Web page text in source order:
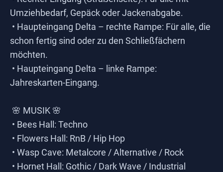
Umziehbedarf, Gepäck oder Jackenabgabe.
• Haupteingang Delta – rechte Rampe: Für alle, die
schon fertig sind oder zu den Schließfächern
möchten.
• Haupteingang Delta – linke Rampe:
Jahreskarten-Eingang.
🌸 MUSIK 🌸
• Bees Hall: Techno
• Flowers Hall: RnB / Hip Hop
• Wasp Cave: Metalcore / Alternative / Rock
• Hornet Hall: Gothic / Dark Wave / Industrial